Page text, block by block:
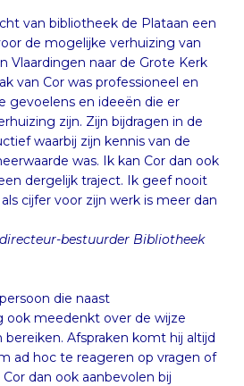
van bibliotheek de Plataan een
de mogelijke verhuizing van
Vlaardingen naar de Grote Kerk
van Cor was professioneel en
gevoelens en ideeën die er
zijn. Zijn bijdragen in de
waarbij zijn kennis van de
was. Ik kan Cor dan ook
dergelijk traject. Ik geef nooit
cijfer voor zijn werk is meer dan
bestuurder Bibliotheek
die naast
ook meedenkt over de wijze
Afspraken komt hij altijd
ad hoc te reageren op vragen of
dan ook aanbevolen bij